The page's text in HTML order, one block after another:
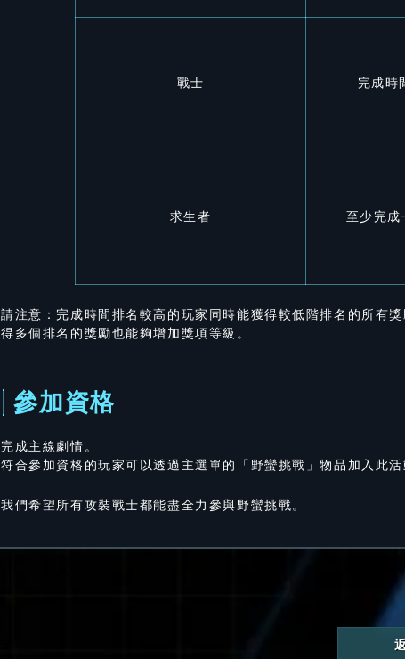
戰士 完成時
求生者 至少完成
請注意：完成時間排名較高的玩家同時能獲得較低階排名的所有
得多個排名的獎勵也能夠增加獎項等級。
參加資格
完成主線劇情。
符合參加資格的玩家可以透過主選單的「野蠻挑戰」物品加入此活
我們希望所有攻裝戰士都能盡全力參與野蠻挑戰。